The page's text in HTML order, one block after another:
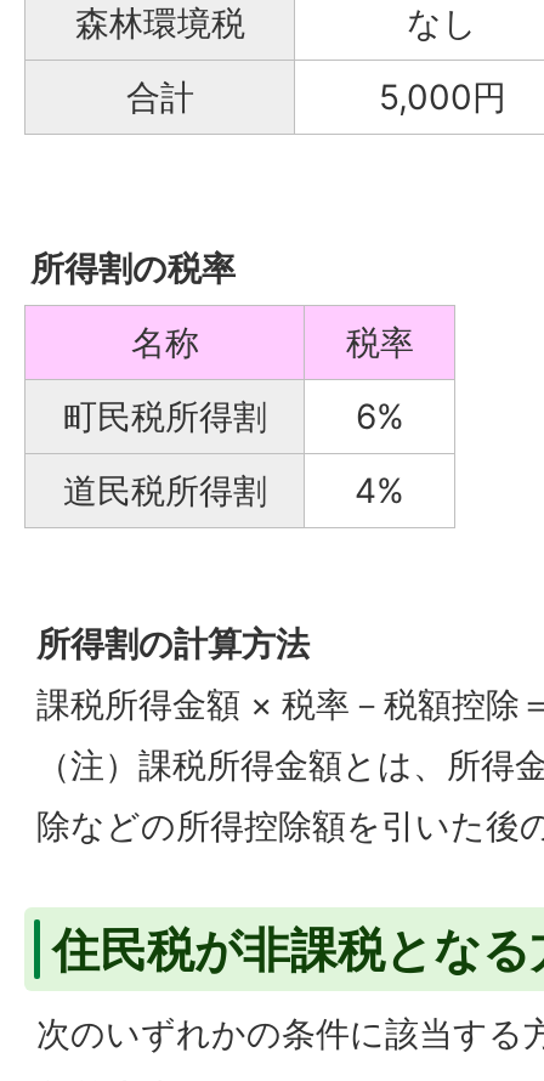
森林環境税
なし
合計
5,000円
所得割の税率
名称
税率
町民税所得割
6%
道民税所得割
4%
所得割の計算方法
課税所得金額 × 税率－税額控除
（注）課税所得金額とは、所得
除などの所得控除額を引いた後
住民税が非課税となる
次のいずれかの条件に該当する